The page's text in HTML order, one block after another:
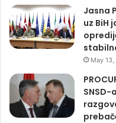
Jasna
uz BiH
May
SNSD-